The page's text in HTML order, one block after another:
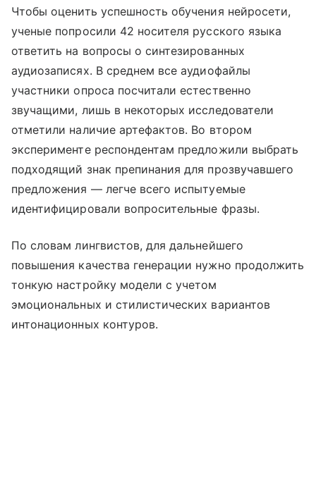
Чтобы оценить успешность обучения нейросети,
ученые попросили 42 носителя русского языка
ответить на вопросы о синтезированных
аудиозаписях. В среднем все аудиофайлы
участники опроса посчитали естественно
звучащими, лишь в некоторых исследователи
отметили наличие артефактов. Во втором
эксперименте респондентам предложили выбрать
подходящий знак препинания для прозвучавшего
предложения — легче всего испытуемые
идентифицировали вопросительные фразы.
По словам лингвистов, для дальнейшего
повышения качества генерации нужно продолжить
тонкую настройку модели с учетом
эмоциональных и стилистических вариантов
интонационных контуров.